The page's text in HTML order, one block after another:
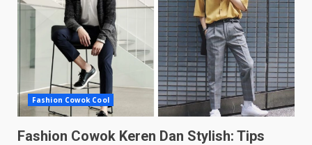
Fashion Cowok Cool
Fashion Cowok Keren Dan Stylish: Tips